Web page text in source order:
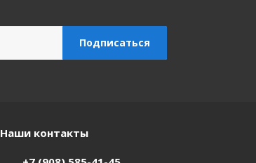
Наши контакты